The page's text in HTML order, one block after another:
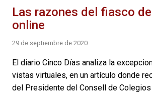
Las razones del fiasco
online
29 de septiembre de 2020
El diario Cinco Días analiza la
vistas virtuales, en un artículo donde
del Presidente del Consell de